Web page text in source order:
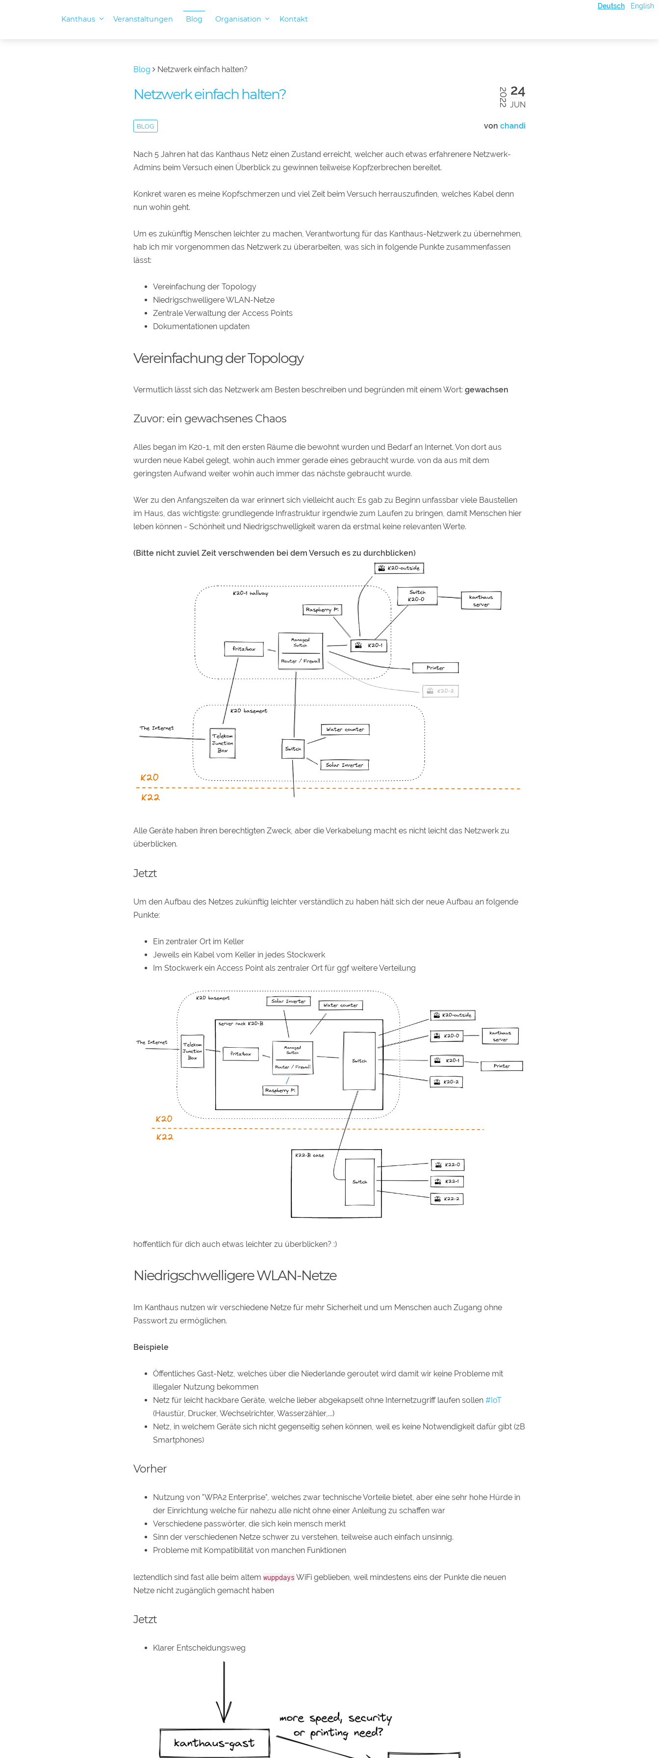
Deutsch English
Kanthaus Veranstaltungen Blog Organisation Kontakt
Blog Netzwerk einfach halten?
24
JUN
2022
Netzwerk einfach halten?
BLOG von chandi
Nach 5 Jahren hat das Kanthaus Netz einen Zustand erreicht, welcher auch etwas erfahrenere Netzwerk-
Admins beim Versuch einen Überblick zu gewinnen teilweise Kopfzerbrechen bereitet.
Konkret waren es meine Kopfschmerzen und viel Zeit beim Versuch herrauszufinden, welches Kabel denn
nun wohin geht.
Um es zukünftig Menschen leichter zu machen, Verantwortung für das Kanthaus-Netzwerk zu übernehmen,
hab ich mir vorgenommen das Netzwerk zu überarbeiten, was sich in folgende Punkte zusammenfassen
lässt:
Vereinfachung der Topology
Niedrigschwelligere WLAN-Netze
Zentrale Verwaltung der Access Points
Dokumentationen updaten
Vereinfachung der Topology
Vermutlich lässt sich das Netzwerk am Besten beschreiben und begründen mit einem Wort: gewachsen
Zuvor: ein gewachsenes Chaos
Alles began im K20-1, mit den ersten Räume die bewohnt wurden und Bedarf an Internet. Von dort aus
wurden neue Kabel gelegt, wohin auch immer gerade eines gebraucht wurde. von da aus mit dem
geringsten Aufwand weiter wohin auch immer das nächste gebraucht wurde.
Wer zu den Anfangszeiten da war erinnert sich vielleicht auch: Es gab zu Beginn unfassbar viele Baustellen
im Haus, das wichtigste: grundlegende Infrastruktur irgendwie zum Laufen zu bringen, damit Menschen hier
leben können - Schönheit und Niedrigschwelligkeit waren da erstmal keine relevanten Werte.
(Bitte nicht zuviel Zeit verschwenden bei dem Versuch es zu durchblicken)
Alle Geräte haben ihren berechtigten Zweck, aber die Verkabelung macht es nicht leicht das Netzwerk zu
überblicken.
Jetzt
Um den Aufbau des Netzes zukünftig leichter verständlich zu haben hält sich der neue Aufbau an folgende
Punkte:
Ein zentraler Ort im Keller
Jeweils ein Kabel vom Keller in jedes Stockwerk
Im Stockwerk ein Access Point als zentraler Ort für ggf weitere Verteilung
hoffentlich für dich auch etwas leichter zu überblicken? :)
Niedrigschwelligere WLAN-Netze
Im Kanthaus nutzen wir verschiedene Netze für mehr Sicherheit und um Menschen auch Zugang ohne
Passwort zu ermöglichen.
Beispiele
Öffentliches Gast-Netz, welches über die Niederlande geroutet wird damit wir keine Probleme mit
illegaler Nutzung bekommen
Netz für leicht hackbare Geräte, welche lieber abgekapselt ohne Internetzugriff laufen sollen #IoT
(Haustür, Drucker, Wechselrichter, Wasserzähler,...)
Netz, in welchem Geräte sich nicht gegenseitig sehen können, weil es keine Notwendigkeit dafür gibt (zB
Smartphones)
Vorher
Nutzung von "WPA2 Enterprise", welches zwar technische Vorteile bietet, aber eine sehr hohe Hürde in
der Einrichtung welche für nahezu alle nicht ohne einer Anleitung zu schaffen war
Verschiedene passwörter, die sich kein mensch merkt
Sinn der verschiedenen Netze schwer zu verstehen, teilweise auch einfach unsinnig.
Probleme mit Kompatibilität von manchen Funktionen
leztendlich sind fast alle beim altem wuppdays WiFi geblieben, weil mindestens eins der Punkte die neuen
Netze nicht zugänglich gemacht haben
Jetzt
Klarer Entscheidungsweg